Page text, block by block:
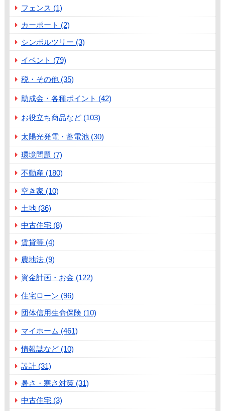
フェンス (1)
カーポート (2)
シンボルツリー (3)
イベント (79)
税・その他 (35)
助成金・各種ポイント (42)
お役立ち商品など (103)
太陽光発電・蓄電池 (30)
環境問題 (7)
不動産 (180)
空き家 (10)
土地 (36)
中古住宅 (8)
賃貸等 (4)
農地法 (9)
資金計画・お金 (122)
住宅ローン (96)
団体信用生命保険 (10)
マイホーム (461)
情報誌など (10)
設計 (31)
暑さ・寒さ対策 (31)
中古住宅 (3)